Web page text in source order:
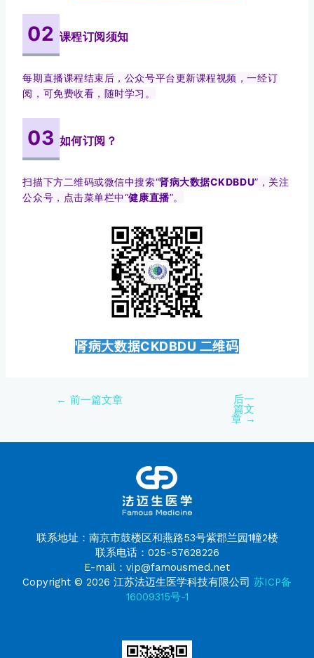
02 课程订阅须知
每期直播课程结束后，公众号平台更新课程视频，一经订
阅，可免费收看，随时学习。
03 如何订阅？
扫描下方二维码或微信中搜索“肾病大数据CKDBDU”，关注
公众号，点击菜单栏中“健康直播”。
肾病大数据CKDBDU 二维码
← 前一篇文章 后一
篇文
章 →
联系地址：南京市鼓楼区和燕路53号紫郡兰园1幢2楼
联系电话：025-57628226
E-mail：vip@famousmed.net
Copyright © 2026 江苏法迈生医学科技有限公司 苏ICP备
16009315号-1